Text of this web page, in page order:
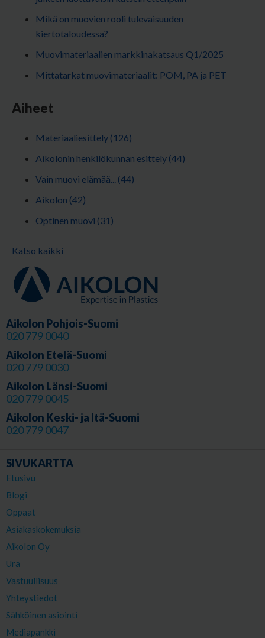
Mikä on muovien rooli tulevaisuuden
kiertotaloudessa?
Muovimateriaalien markkinakatsaus Q1/2025
Mittatarkat muovimateriaalit: POM, PA ja PET
Aiheet
Materiaaliesittely (126)
Aikolonin henkilökunnan esittely (44)
Vain muovi elämää... (44)
Aikolon (42)
Optinen muovi (31)
Katso kaikki
Aikolon Pohjois-Suomi
020 779 0040
Aikolon Etelä-Suomi
020 779 0030
Aikolon Länsi-Suomi
020 779 0045
Aikolon Keski- ja Itä-Suomi
020 779 0047
SIVUKARTTA
Etusivu
Blogi
Oppaat
Asiakaskokemuksia
Aikolon Oy
Ura
Vastuullisuus
Yhteystiedot
Sähköinen asiointi
Mediapankki